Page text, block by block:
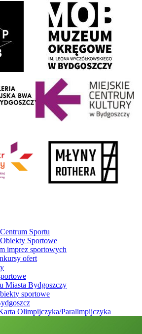
Sportu
Sportowe
imprez sportowych
ofert
Miasta Bydgoszczy
sportowe
Olimpijczyka/Paralimpijczyka